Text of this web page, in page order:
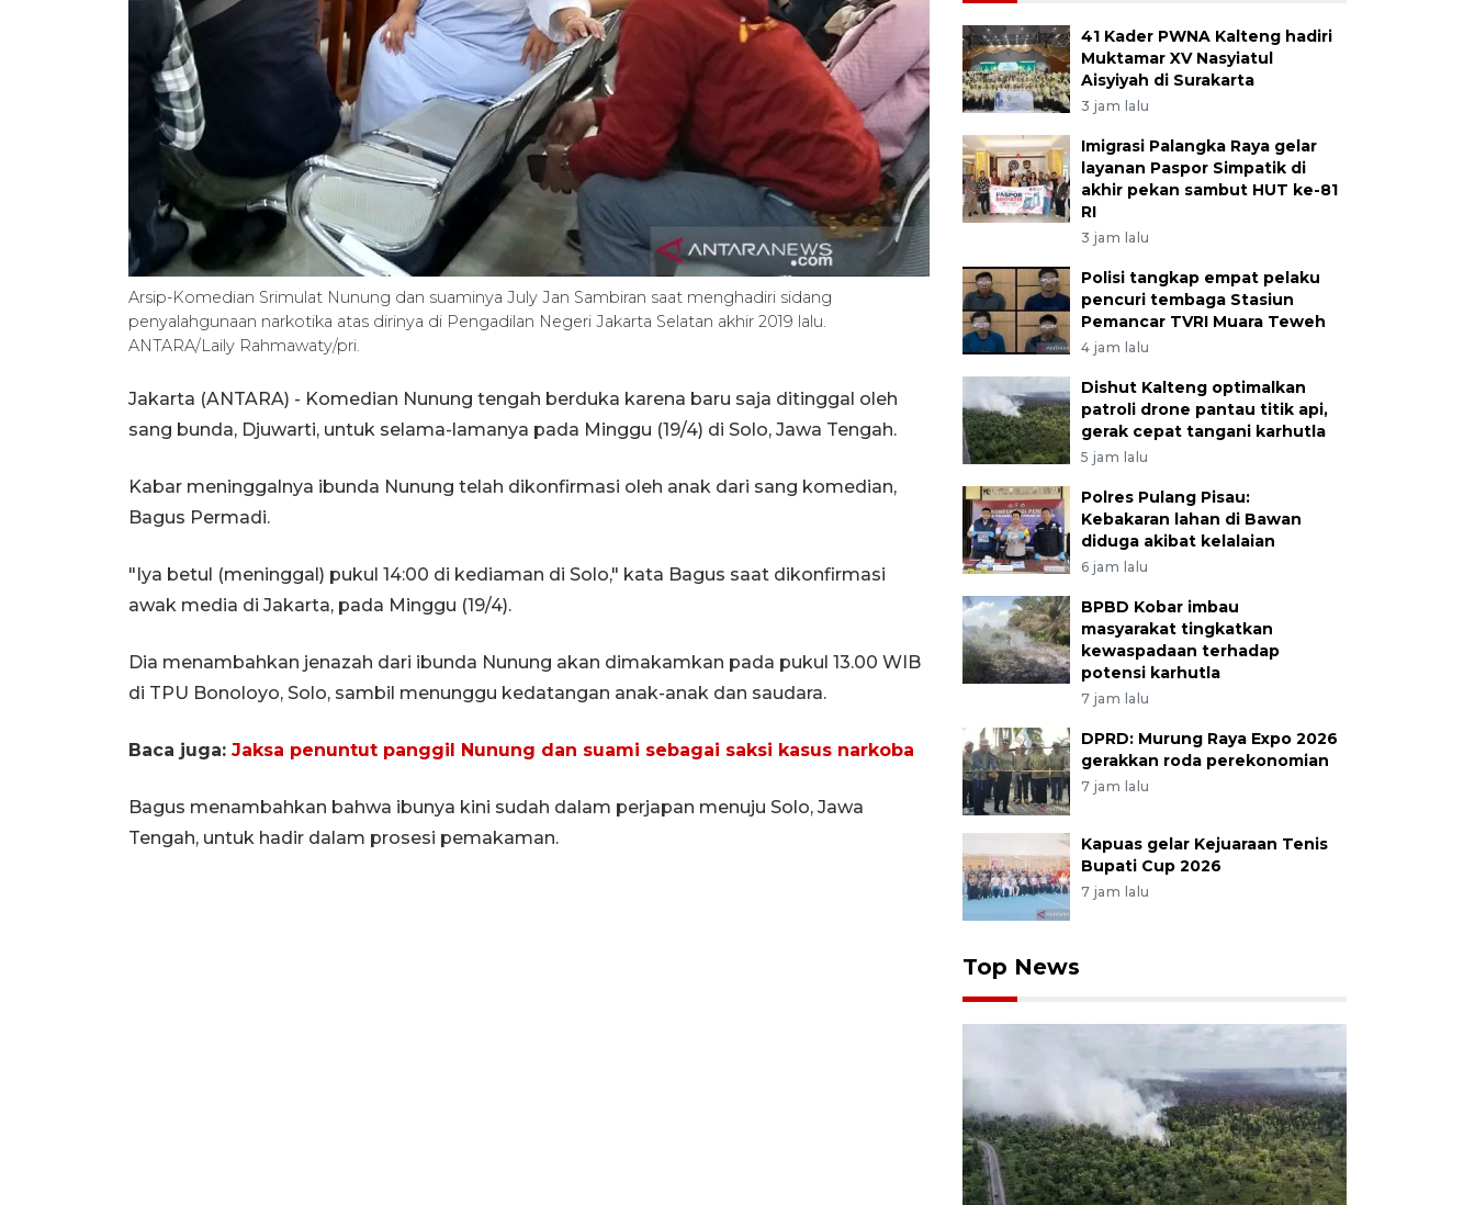
Arsip-Komedian Srimulat Nunung dan suaminya July Jan Sambiran saat menghadiri sidang
penyalahgunaan narkotika atas dirinya di Pengadilan Negeri Jakarta Selatan akhir 2019 lalu.
ANTARA/Laily Rahmawaty/pri.
Jakarta (ANTARA) - Komedian Nunung tengah berduka karena baru saja ditinggal oleh
sang bunda, Djuwarti, untuk selama-lamanya pada Minggu (19/4) di Solo, Jawa Tengah.
Kabar meninggalnya ibunda Nunung telah dikonfirmasi oleh anak dari sang komedian,
Bagus Permadi.
"Iya betul (meninggal) pukul 14:00 di kediaman di Solo," kata Bagus saat dikonfirmasi
awak media di Jakarta, pada Minggu (19/4).
Dia menambahkan jenazah dari ibunda Nunung akan dimakamkan pada pukul 13.00 WIB
di TPU Bonoloyo, Solo, sambil menunggu kedatangan anak-anak dan saudara.
Baca juga: Jaksa penuntut panggil Nunung dan suami sebagai saksi kasus narkoba
Bagus menambahkan bahwa ibunya kini sudah dalam perjapan menuju Solo, Jawa
Tengah, untuk hadir dalam prosesi pemakaman.
41 Kader PWNA Kalteng hadiri
Muktamar XV Nasyiatul
Aisyiyah di Surakarta
3 jam lalu
Imigrasi Palangka Raya gelar
layanan Paspor Simpatik di
akhir pekan sambut HUT ke-81
RI
3 jam lalu
Polisi tangkap empat pelaku
pencuri tembaga Stasiun
Pemancar TVRI Muara Teweh
4 jam lalu
Dishut Kalteng optimalkan
patroli drone pantau titik api,
gerak cepat tangani karhutla
5 jam lalu
Polres Pulang Pisau:
Kebakaran lahan di Bawan
diduga akibat kelalaian
6 jam lalu
BPBD Kobar imbau
masyarakat tingkatkan
kewaspadaan terhadap
potensi karhutla
7 jam lalu
DPRD: Murung Raya Expo 2026
gerakkan roda perekonomian
7 jam lalu
Kapuas gelar Kejuaraan Tenis
Bupati Cup 2026
7 jam lalu
Top News